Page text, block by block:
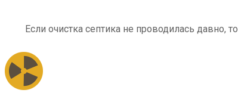
Если очистка септика не проводилась давно,